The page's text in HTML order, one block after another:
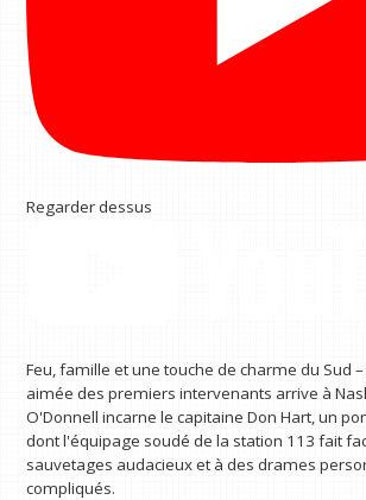
Regarder dessus
Feu, famille et une touche de charme du Sud
aimée des premiers intervenants arrive à
O'Donnell incarne le capitaine Don Hart, un
dont l'équipage soudé de la station 113 fait
sauvetages audacieux et à des drames
compliqués.